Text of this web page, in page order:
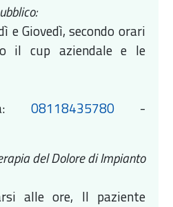
e Giovedì, secondo orari
il cup aziendale e le
08118435780-
del Dolore di Impianto
alle ore, Il paziente